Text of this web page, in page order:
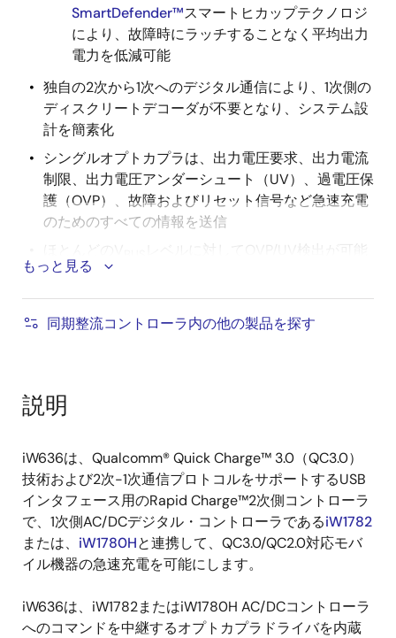
SmartDefender™スマートヒカップテクノロジ
により、故障時にラッチすることなく平均出力
電力を低減可能
独自の2次から1次へのデジタル通信により、1次側の
ディスクリートデコーダが不要となり、システム設
計を簡素化
シングルオプトカプラは、出力電圧要求、出力電流
制限、出力電圧アンダーシュート（UV）、過電圧保
護（OVP）、故障およびリセット信号など急速充電
のためのすべての情報を送信
BC1.2）との後方互換性あり
iW626とピン互換性あり
レベルから5Vまでプログラマブルなアクティブ高速
常時オフ状態、5V定常動作時のカットオフ電流は
150μA、システム全体の無負荷時消費電力は 10mW
を達成
広い動作電圧範囲 3V〜16V
最小駆動電流2mAのオプトカプラLEDドライバ内蔵
もっと見る
同期整流コントローラ内の他の製品を探す
説明
iW636は、Qualcomm® Quick Charge™ 3.0（QC3.0）
技術および2次-1次通信プロトコルをサポートするUSB
インタフェース用のRapid Charge™2次側コントローラ
で、1次側AC/DCデジタル・コントローラであるiW1782
または、 iW1780Hと連携して、QC3.0/QC2.0対応モバ
イル機器の急速充電を可能にします。
iW636は、iW1782またはiW1780H AC/DCコントローラ
へのコマンドを中継するオプトカプラドライバを内蔵